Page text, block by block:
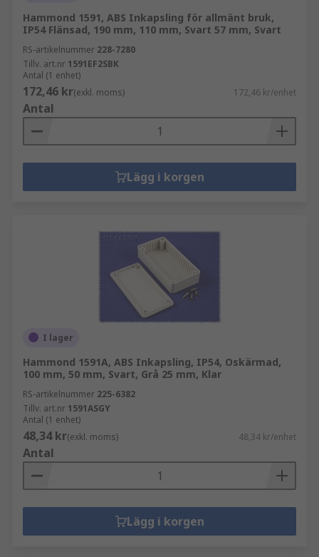
Hammond 1591, ABS Inkapsling för allmänt bruk,
IP54 Flänsad, 190 mm, 110 mm, Svart 57 mm, Svart
RS-artikelnummer 228-7280
Tillv. art.nr 1591EF2SBK
Antal (1 enhet)
172,46 kr(exkl. moms) 172,46 kr/enhet
Antal
Lägg i korgen
I lager
Hammond 1591A, ABS Inkapsling, IP54, Oskärmad,
100 mm, 50 mm, Svart, Grå 25 mm, Klar
RS-artikelnummer 225-6382
Tillv. art.nr 1591ASGY
Antal (1 enhet)
48,34 kr(exkl. moms) 48,34 kr/enhet
Antal
Lägg i korgen